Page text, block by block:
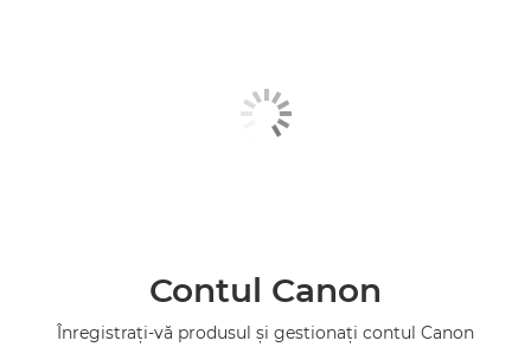
Contul Canon
Înregistraţi-vă produsul şi gestionaţi contul Canon